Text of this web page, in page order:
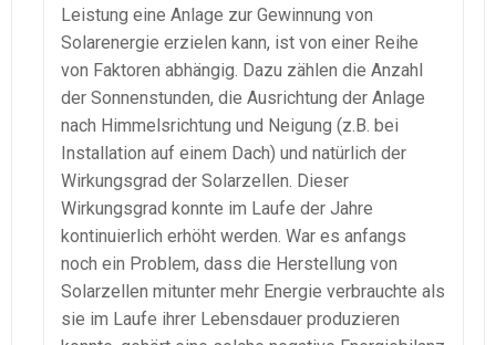
Leistung eine Anlage zur Gewinnung von
Solarenergie erzielen kann, ist von einer Reihe
von Faktoren abhängig. Dazu zählen die Anzahl
der Sonnenstunden, die Ausrichtung der Anlage
nach Himmelsrichtung und Neigung (z.B. bei
Installation auf einem Dach) und natürlich der
Wirkungsgrad der Solarzellen. Dieser
Wirkungsgrad konnte im Laufe der Jahre
kontinuierlich erhöht werden. War es anfangs
noch ein Problem, dass die Herstellung von
Solarzellen mitunter mehr Energie verbrauchte als
sie im Laufe ihrer Lebensdauer produzieren